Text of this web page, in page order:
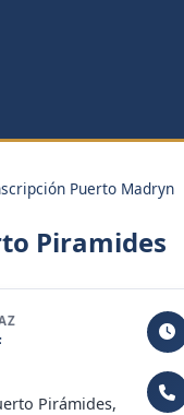
Puerto Madryn
Piramides
Pirámides,